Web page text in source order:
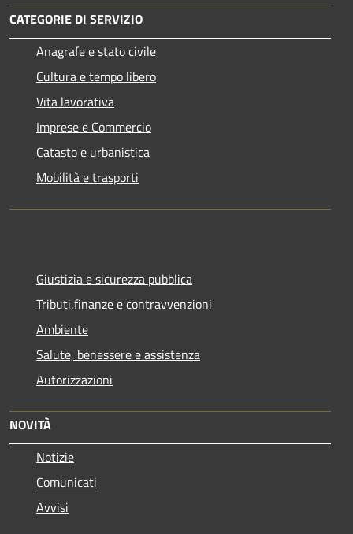
CATEGORIE DI SERVIZIO
Anagrafe e stato civile
Cultura e tempo libero
Vita lavorativa
Imprese e Commercio
Catasto e urbanistica
Mobilità e trasporti
Giustizia e sicurezza pubblica
Tributi,finanze e contravvenzioni
Ambiente
Salute, benessere e assistenza
Autorizzazioni
NOVITÀ
Notizie
Comunicati
Avvisi